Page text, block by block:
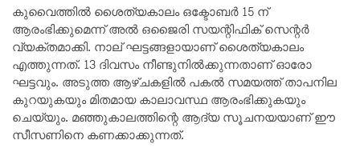
കുവൈത്തിൽ ശൈത്യകാലം ഒക്ടോബർ 15 ന്
ആരംഭിക്കുമെന്ന് അൽ ഒജൈരി സയന്റിഫിക് സെന്റർ
വ്യക്തമാക്കി. നാല് ഘട്ടങ്ങളായാണ് ശൈത്യകാലം
എത്തുന്നത്. 13 ദിവസം നീണ്ടുനിൽക്കുന്നതാണ് ഓരോ
ഘട്ടവും. അടുത്ത ആഴ്ചകളില്‍ പകൽ സമയത്ത് താപനില
കുറയുകയും മിതമായ കാലാവസ്ഥ ആരംഭിക്കുകയും
ചെയ്യും. മഞ്ഞുകാലത്തിന്റെ ആദ്യ സൂചനയയാണ് ഈ
സീസണിനെ കണക്കാക്കുന്നത്.